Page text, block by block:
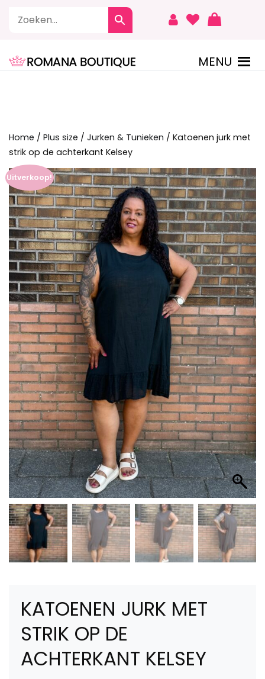
MENU
Home / Plus size / Jurken & Tunieken / Katoenen jurk met
strik op de achterkant Kelsey
Uitverkoop!
KATOENEN JURK MET
STRIK OP DE
ACHTERKANT KELSEY